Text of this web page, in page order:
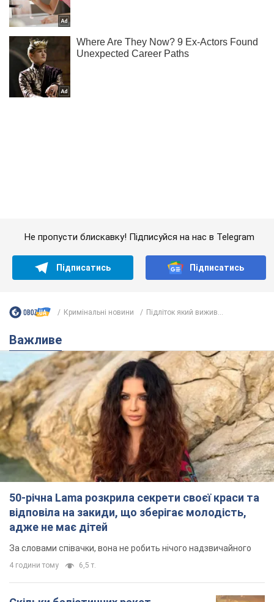
50-річна Lama розкрила секрети своєї краси та
відповіла на закиди, що зберігає молодість,
адже не має дітей
За словами співачки, вона не робить нічого надзвичайного
4 години тому 6,5 т.
Скільки балістичних ракет
українська ППО перехопила в липні: у
Міноборони назвали цифру
Українська ППО працювала в умовах дефіциту
Ауріка Ротару через суд змінила